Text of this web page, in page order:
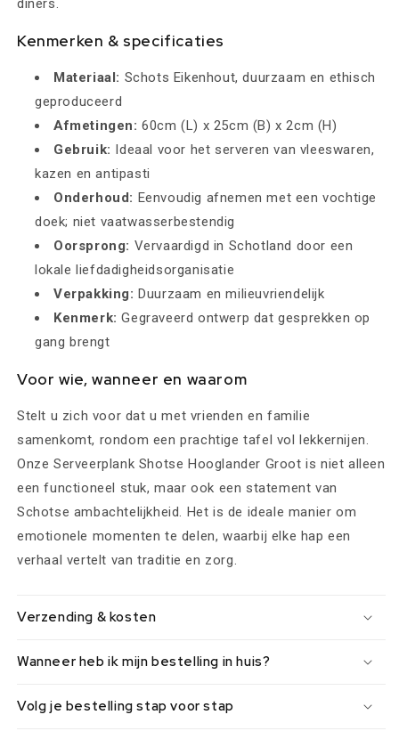
diners.
Kenmerken & specificaties
Materiaal: Schots Eikenhout, duurzaam en ethisch
geproduceerd
Afmetingen: 60cm (L) x 25cm (B) x 2cm (H)
Gebruik: Ideaal voor het serveren van vleeswaren,
kazen en antipasti
Onderhoud: Eenvoudig afnemen met een vochtige
doek; niet vaatwasserbestendig
Oorsprong: Vervaardigd in Schotland door een
lokale liefdadigheidsorganisatie
Verpakking: Duurzaam en milieuvriendelijk
Kenmerk: Gegraveerd ontwerp dat gesprekken op
gang brengt
Voor wie, wanneer en waarom
Stelt u zich voor dat u met vrienden en familie
samenkomt, rondom een prachtige tafel vol lekkernijen.
Onze Serveerplank Shotse Hooglander Groot is niet alleen
een functioneel stuk, maar ook een statement van
Schotse ambachtelijkheid. Het is de ideale manier om
emotionele momenten te delen, waarbij elke hap een
verhaal vertelt van traditie en zorg.
Verzending & kosten
Wanneer heb ik mijn bestelling in huis?
Volg je bestelling stap voor stap